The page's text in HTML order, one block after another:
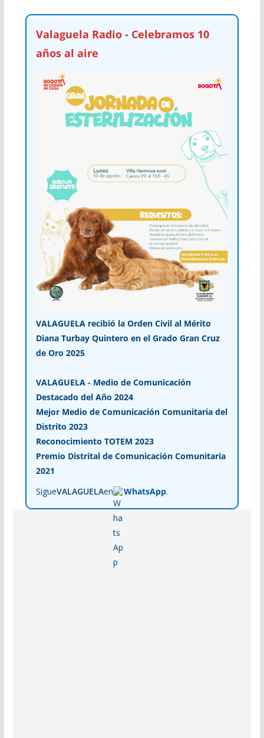
Valaguela Radio - Celebramos 10
años al aire
VALAGUELA recibió la Orden Civil al Mérito
Diana Turbay Quintero en el Grado Gran Cruz
de Oro 2025
VALAGUELA - Medio de Comunicación
Destacado del Año 2024
Mejor Medio de Comunicación Comunitaria del
Distrito 2023
Reconocimiento TOTEM 2023
Premio Distrital de Comunicación Comunitaria
2021
SigueVALAGUELAen WhatsApp.